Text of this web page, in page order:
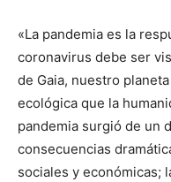
«La pandemia es la
coronavirus debe ser
de Gaia, nuestro
ecológica que la
pandemia surgió de un
consecuencias
sociales y económicas;